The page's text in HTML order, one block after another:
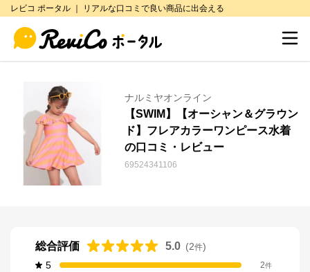
レビコ ポータル ｜ リアルな口コミで良い商品に出会える
ナルミヤオンライン
【SWIM】【オーシャン＆グラウン
ド】フレアカラーワンピース水着
の口コミ・レビュー
69524341106
総合評価 5.0 (2件)
5
2件